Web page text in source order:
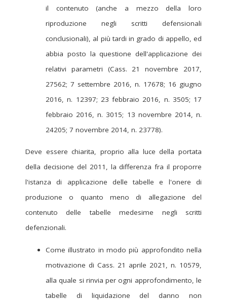
il contenuto (anche a mezzo della loro
riproduzione negli scritti defensionali
conclusionali), al più tardi in grado di appello, ed
abbia posto la questione dell'applicazione dei
relativi parametri (Cass. 21 novembre 2017,
27562; 7 settembre 2016, n. 17678; 16 giugno
2016, n. 12397; 23 febbraio 2016, n. 3505; 17
febbraio 2016, n. 3015; 13 novembre 2014, n.
24205; 7 novembre 2014, n. 23778).
Deve essere chiarita, proprio alla luce della portata
della decisione del 2011, la differenza fra il proporre
l'istanza di applicazione delle tabelle e l'onere di
produzione o quanto meno di allegazione del
contenuto delle tabelle medesime negli scritti
defenzionali.
Come illustrato in modo più approfondito nella
motivazione di Cass. 21 aprile 2021, n. 10579,
alla quale si rinvia per ogni approfondimento, le
tabelle di liquidazione del danno non